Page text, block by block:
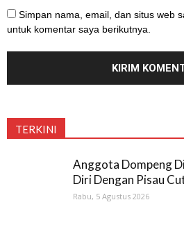
Simpan nama, email, dan situs web
untuk komentar saya berikutnya.
TERKINI
Anggota Dompeng
Diri Dengan Pisau
Rabu, 5 Agustus 2026